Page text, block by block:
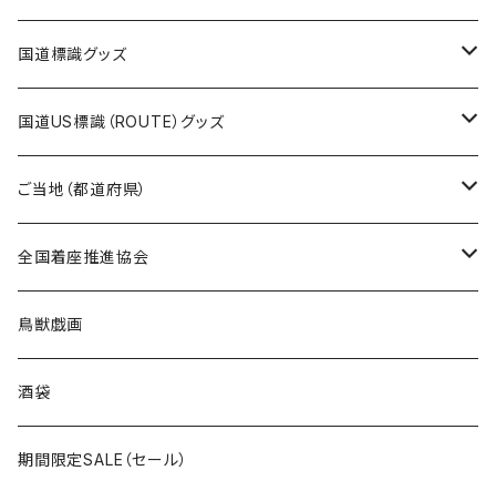
エコバッグ
モーテルキーホルダー
トートバッグ
エコバッグ
千葉ロッテマリーンズコラボ
モーテルキーホルダー
ホテルキーホルダー
トートバッグ
ホテルキーホルダー
ステッカー
ステッカー
ホテルキーホルダー
国道標識グッズ
ステッカー
国道0～99号線
国道100～199号線
Tシャツ
キャップ
国道US標識（ROUTE）グッズ
ステッカー
ROUTE 0～99号線
ROUTE100～199号線
Tシャツ
ROUTE 0～99号線
ROUTE 100～199号線
キャップ
ROUTE 0～99号線
ROUTE 100～199号線
ご当地（都道府県）
北海道
青森県
岩手県
宮城県
全国着座推進協会
ステッカー
鳥獣戯画
酒袋
期間限定SALE（セール）